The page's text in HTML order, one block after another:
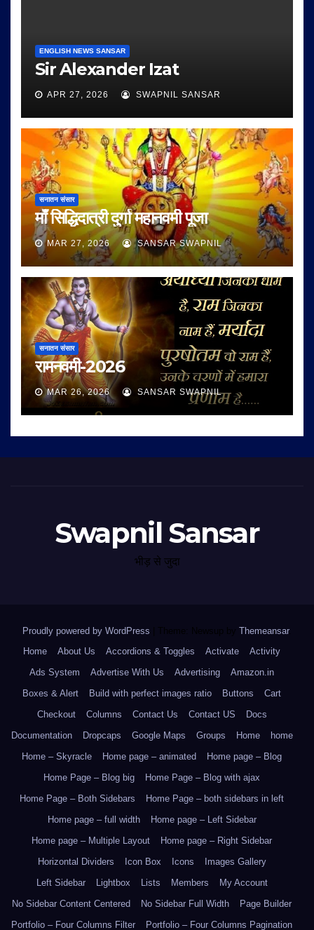
ENGLISH NEWS SANSAR
Sir Alexander Izat
APR 27, 2026 SWAPNIL SANSAR
सनातन संसार
माँ सिद्धिदात्री दुर्गा महानवमी पूजा
MAR 27, 2026 SANSAR SWAPNIL
सनातन संसार
रामनवमी-2026
MAR 26, 2026 SANSAR SWAPNIL
Swapnil Sansar
भीड़ से जुदा
Proudly powered by WordPress Theme: Newsup by Themeansar.
Home
About Us Accordions & Toggles Activate
Activity
Ads System
Advertise With Us Advertising
Amazon.in
Boxes & Alert
Build with perfect images ratio Buttons
Cart
Checkout
Columns Contact Us Contact US
Docs
Documentation
Dropcaps Google Maps Groups Home
home
Home – Skyracle
Home page – animated
Home page – Blog
Home Page – Blog big
Home Page – Blog with ajax
Home Page – Both Sidebars
Home Page – both sidebars in left
Home page – full width
Home page – Left Sidebar
Home page – Multiple Layout
Home page – Right Sidebar
Horizontal Dividers
Icon Box Icons
Images Gallery
Left Sidebar
Lightbox Lists Members
My Account
No Sidebar Content Centered
No Sidebar Full Width
Page Builder
Portfolio – Four Columns Filter
Portfolio – Four Columns Pagination